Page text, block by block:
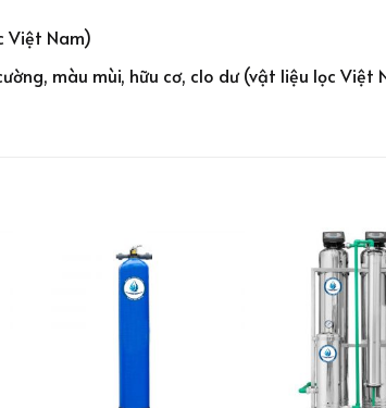
Việt Nam)
màu mùi, hữu cơ, clo dư (vật liệu lọc Việt